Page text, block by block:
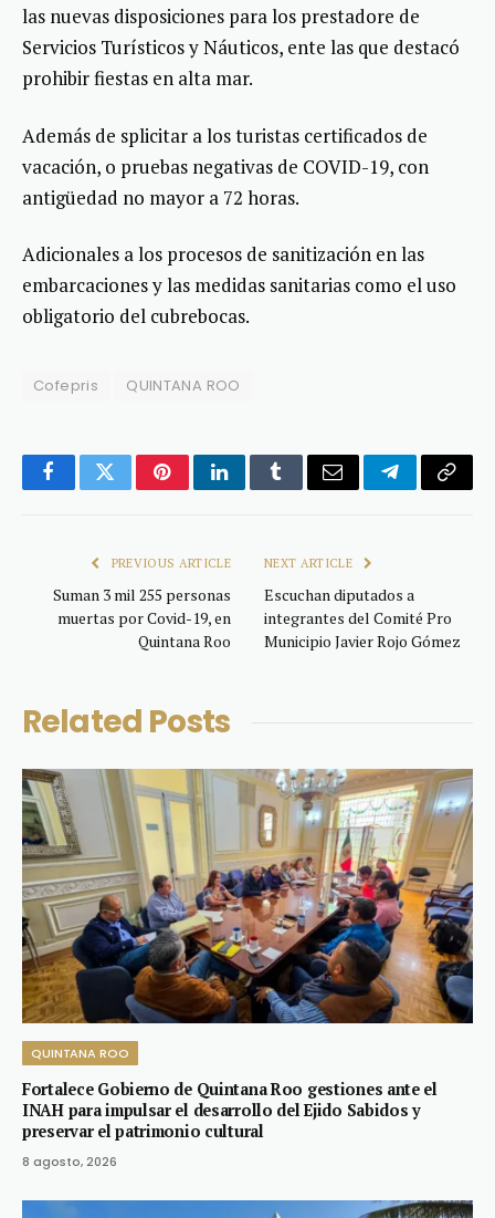
las nuevas disposiciones para los prestadore de
Servicios Turísticos y Náuticos, ente las que destacó
prohibir fiestas en alta mar.
Además de splicitar a los turistas certificados de
vacación, o pruebas negativas de COVID-19, con
antigüedad no mayor a 72 horas.
Adicionales a los procesos de sanitización en las
embarcaciones y las medidas sanitarias como el uso
obligatorio del cubrebocas.
Cofepris QUINTANA ROO
FacebookTwitterPinterestLinkedInTumblrEmail TelegramCopy
PREVIOUS ARTICLE
Suman 3 mil 255 personas
muertas por Covid-19, en
Quintana Roo
NEXT ARTICLE
Escuchan diputados a
integrantes del Comité Pro
Municipio Javier Rojo Gómez
Related Posts
QUINTANA ROO
Fortalece Gobierno de Quintana Roo gestiones ante el
INAH para impulsar el desarrollo del Ejido Sabidos y
preservar el patrimonio cultural
8 agosto, 2026